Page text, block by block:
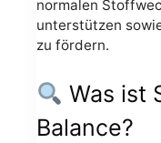
normalen
unterstützen
zu fördern.
Was ist
Balance?